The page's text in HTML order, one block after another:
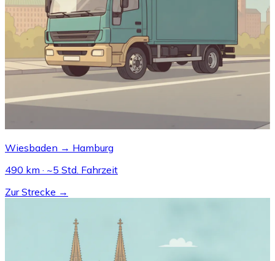
Wiesbaden → Hamburg
490 km · ~5 Std. Fahrzeit
Zur Strecke →